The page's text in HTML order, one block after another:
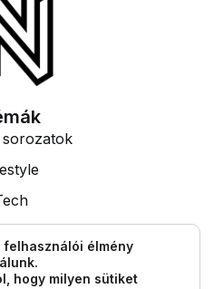
sorozatok
felhasználói élmény
hogy milyen sütiket